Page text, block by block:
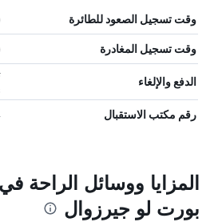
وقت تسجيل الصعود للطائرة
وقت تسجيل المغادرة
الدفع والإلغاء
رقم مكتب الاستقبال 02
المزايا ووسائل الراحة
بورت لو جيرزوال